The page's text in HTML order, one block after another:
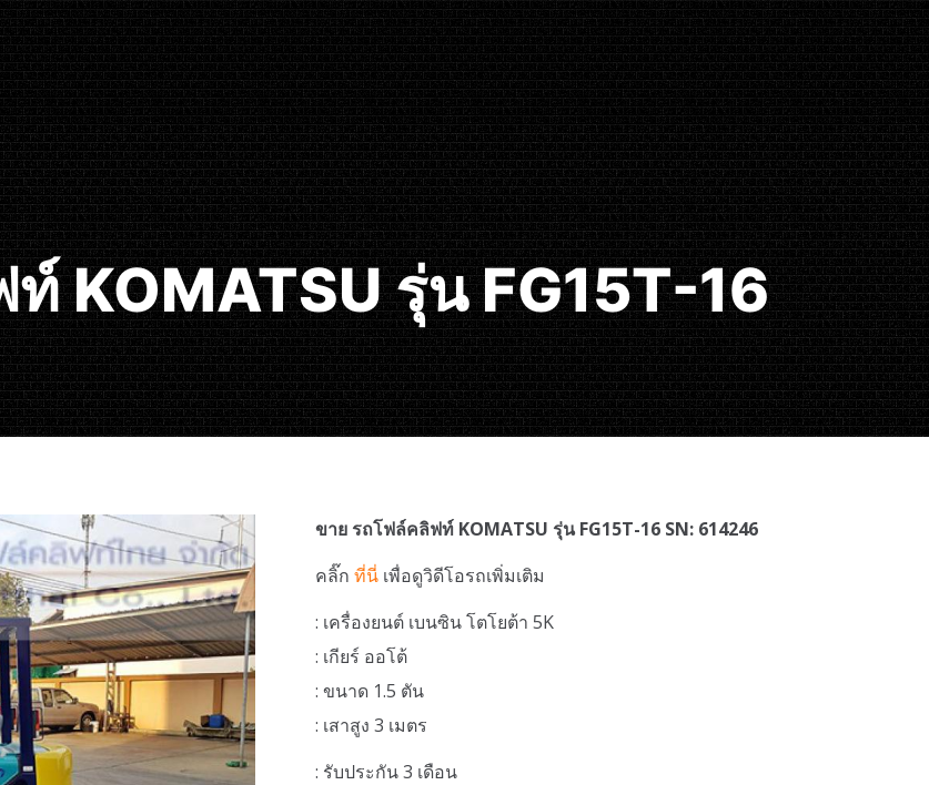
KOMATSU รุ่น FG15T-16
ขาย รถโฟล์คลิฟท์ KOMATSU รุ่น FG15T-16 SN: 614246
คลิ๊กที่นี่ เพื่อดูวิดีโอรถเพิ่มเติม
: เครื่องยนต์ เบนซิน โตโยต้า 5K
: เกียร์ ออโต้
: ขนาด 1.5 ตัน
: เสาสูง 3 เมตร
: รับประกัน 3 เดือน